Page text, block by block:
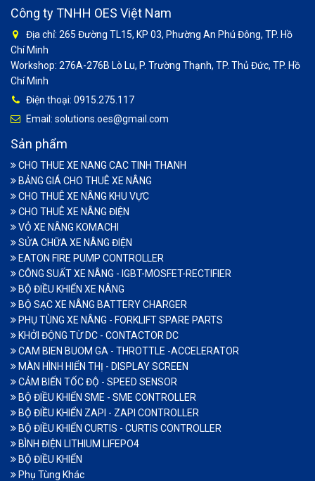
Công ty TNHH OES Việt Nam
Địa chỉ: 265 Đường TL15, KP 03, Phường An Phú Đông, TP. Hồ
Chí Minh
Workshop: 276A-276B Lò Lu, P. Trường Thạnh, TP. Thủ Đức, TP. Hồ
Chí Minh
Điện thoại: 0915.275.117
Email: solutions.oes@gmail.com
Sản phẩm
CHO THUE XE NANG CAC TINH THANH
BẢNG GIÁ CHO THUÊ XE NÂNG
CHO THUÊ XE NÂNG KHU VỰC
CHO THUÊ XE NÂNG ĐIỆN
VỎ XE NÂNG KOMACHI
SỬA CHỮA XE NÂNG ĐIỆN
EATON FIRE PUMP CONTROLLER
CÔNG SUẤT XE NÂNG - IGBT-MOSFET-RECTIFIER
BỘ ĐIỀU KHIỂN XE NÂNG
BỘ SẠC XE NÂNG BATTERY CHARGER
PHỤ TÙNG XE NÂNG - FORKLIFT SPARE PARTS
KHỞI ĐỘNG TỪ DC - CONTACTOR DC
CAM BIEN BUOM GA - THROTTLE -ACCELERATOR
MÀN HÌNH HIỂN THỊ - DISPLAY SCREEN
CẢM BIẾN TỐC ĐỘ - SPEED SENSOR
BỘ ĐIỀU KHIỂN SME - SME CONTROLLER
BỘ ĐIỀU KHIỂN ZAPI - ZAPI CONTROLLER
BỘ ĐIỀU KHIỂN CURTIS - CURTIS CONTROLLER
BÌNH ĐIỆN LITHIUM LIFEPO4
BỘ ĐIỀU KHIỂN
Phụ Tùng Khác